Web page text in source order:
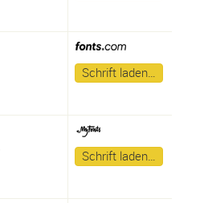
Schrift laden…
Schrift laden…